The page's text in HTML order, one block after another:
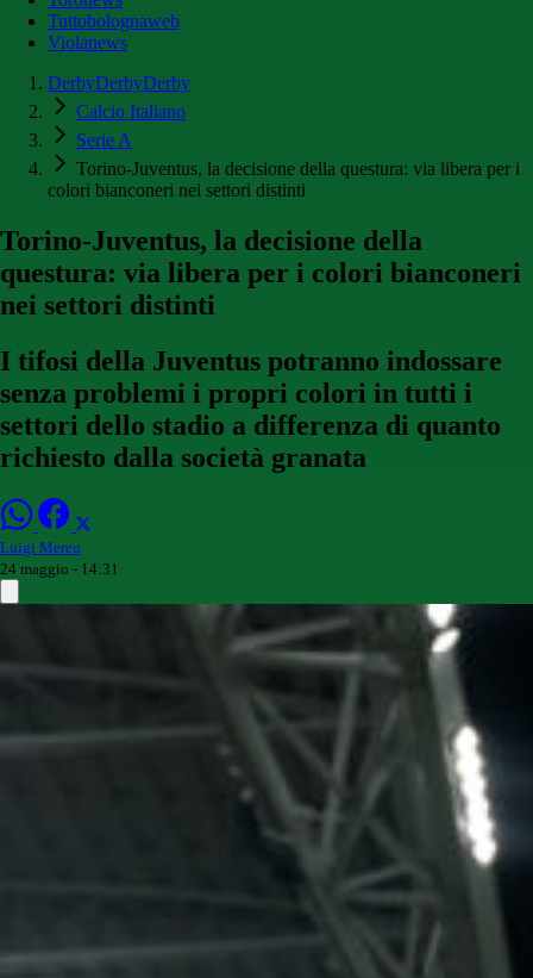
Tuttobolognaweb
Violanews
DerbyDerbyDerby
Calcio Italiano
Serie A
Torino-Juventus, la decisione della questura: via libera per i
colori bianconeri nei settori distinti
Torino-Juventus, la decisione della
questura: via libera per i colori bianconeri
nei settori distinti
I tifosi della Juventus potranno indossare
senza problemi i propri colori in tutti i
settori dello stadio a differenza di quanto
richiesto dalla società granata
Luigi Mereu
24 maggio - 14:31